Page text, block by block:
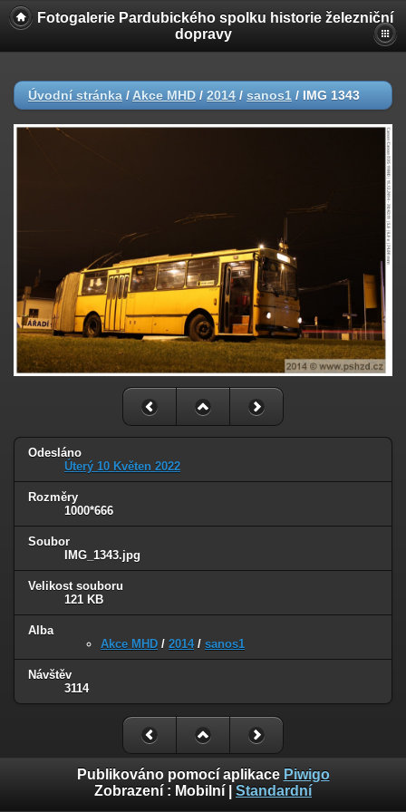
Fotogalerie Pardubického spolku historie železniční
dopravy
Úvodní stránka / Akce MHD / 2014 / sanos1 / IMG 1343
Odesláno
Úterý 10 Květen 2022
Rozměry
1000*666
Soubor
IMG_1343.jpg
Velikost souboru
121 KB
Alba
Akce MHD / 2014/ sanos1
Návštěv
3114
Publikováno pomocí aplikace Piwigo
Zobrazení : Mobilní Standardní